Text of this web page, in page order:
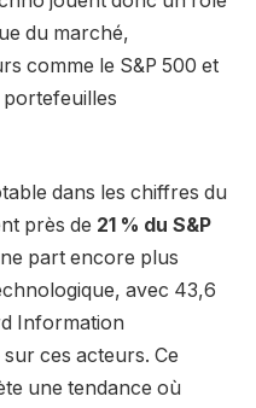
du marché,
comme le S&P 500 et
portefeuilles
dans les chiffres du
près de 21 % du S&P
part encore plus
avec 43,6
Information
ces acteurs. Ce
une tendance où